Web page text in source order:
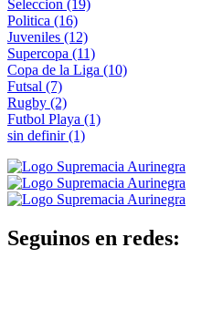
Seleccion (19)
Politica (16)
Juveniles (12)
Supercopa (11)
Copa de la Liga (10)
Futsal (7)
Rugby (2)
Futbol Playa (1)
sin definir(1)
Seguinos en redes: